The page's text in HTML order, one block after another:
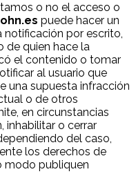
o no el acceso o
ohn.es puede hacer un
notificación por escrito,
de quien hace la
el contenido o tomar
al usuario que
una supuesta infracción
o de otros
en circunstancias
inhabilitar o cerrar
del caso,
los derechos de
modo publiquen